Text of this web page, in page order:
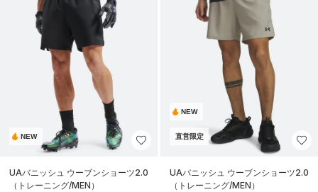
NEW
UAバニッシュ ウーブンショーツ2.0
（トレーニング/MEN）
NEW
直営限定
UAバニッシュ ウーブンショーツ2.0
（トレーニング/MEN）